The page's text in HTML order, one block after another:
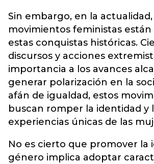
Sin embargo, en la
movimientos feministas
estas conquistas históricas.
discursos y acciones
importancia a los avances
generar polarización en la
afán de igualdad, estos
buscan romper la identidad y
experiencias únicas de las
No es cierto que promover la
género implica adoptar